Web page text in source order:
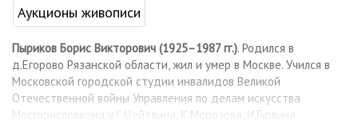
Аукционы живописи
Пыриков Борис Викторович (1925–1987 гг.). Родился в
д.Егорово Рязанской области, жил и умер в Москве. Учился в
Московской городской студии инвалидов Великой
Отечественной войны Управления по делам искусства
Мосгорисполкома у Г.Цейтлина, К.Морозова, И.Гурвича,